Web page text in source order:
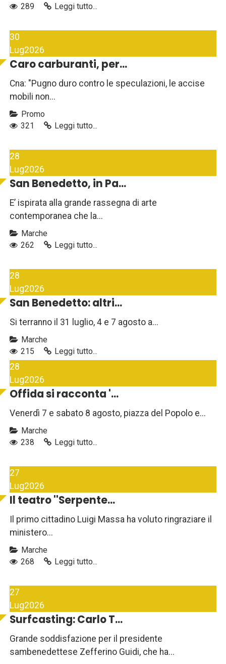
289
Leggi tutto...
30
Lug2026
Caro carburanti, per...
Cna: "Pugno duro contro le speculazioni, le accise
mobili non...
Promo
321
Leggi tutto...
28
Lug2026
San Benedetto, in Pa...
E’ ispirata alla grande rassegna di arte
contemporanea che la...
Marche
262
Leggi tutto...
28
Lug2026
San Benedetto: altri...
Si terranno il 31 luglio, 4 e 7 agosto a...
Marche
215
Leggi tutto...
28
Lug2026
Offida si racconta '...
Venerdì 7 e sabato 8 agosto, piazza del Popolo e...
Marche
238
Leggi tutto...
27
Lug2026
Il teatro ''Serpente...
Il primo cittadino Luigi Massa ha voluto ringraziare il
ministero...
Marche
268
Leggi tutto...
27
Lug2026
Surfcasting: Carlo T...
Grande soddisfazione per il presidente
sambenedettese Zefferino Guidi, che ha...